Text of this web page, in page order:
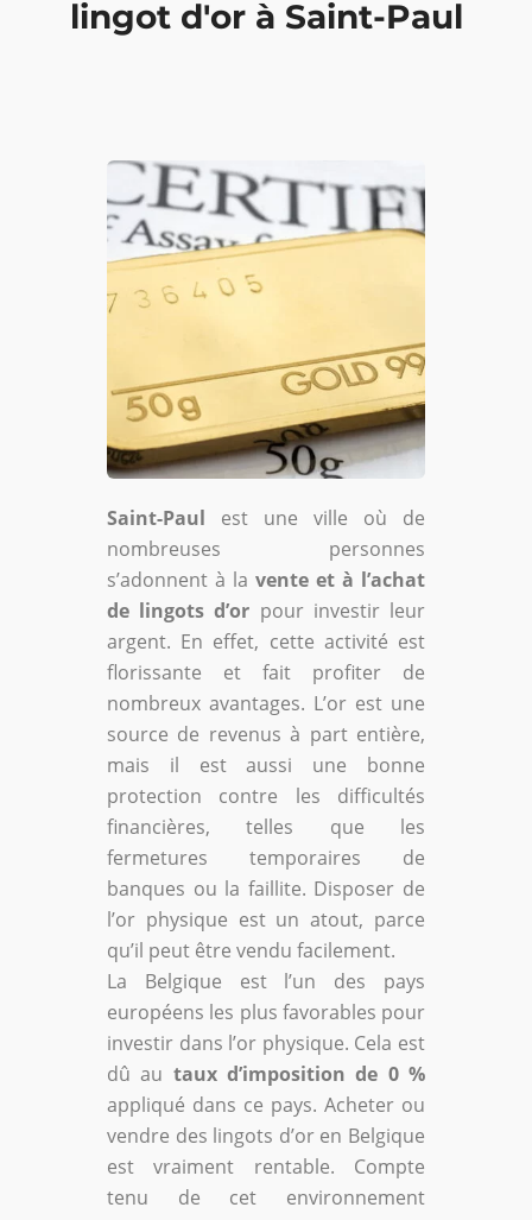
lingot d'or à Saint-Paul
Saint-Paul est une ville où de
nombreuses personnes
s’adonnent à la vente et à l’achat
de lingots d’or pour investir leur
argent. En effet, cette activité est
florissante et fait profiter de
nombreux avantages. L’or est une
source de revenus à part entière,
mais il est aussi une bonne
protection contre les difficultés
financières, telles que les
fermetures temporaires de
banques ou la faillite. Disposer de
l’or physique est un atout, parce
qu’il peut être vendu facilement.
La Belgique est l’un des pays
européens les plus favorables pour
investir dans l’or physique. Cela est
dû au taux d’imposition de 0 %
appliqué dans ce pays. Acheter ou
vendre des lingots d’or en Belgique
est vraiment rentable. Compte
tenu de cet environnement